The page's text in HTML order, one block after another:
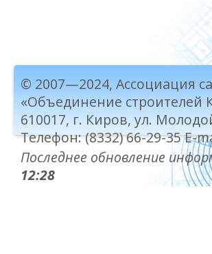
© 2007—2024, Ассоциация
«Объединение строителей
610017, г. Киров, ул.
Телефон: (8332) 66-29-35 E-
Последнее обновление
12:28